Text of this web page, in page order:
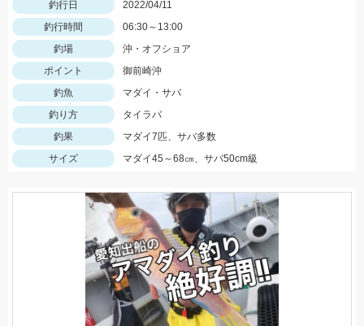
釣行日
2022/04/11
釣行時間
06:30～13:00
釣場
沖・オフショア
ポイント
御前崎沖
釣魚
マダイ・サバ
釣り方
タイラバ
釣果
マダイ7匹、サバ多数
サイズ
マダイ45～68㎝、サバ50cm級